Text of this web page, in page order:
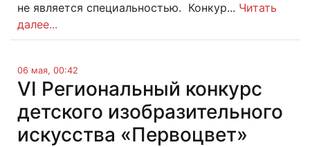
не является специальностью. Конкур... Читать
далее...
06 мая, 00:42
VI Региональный конкурс
детского изобразительного
искусства «Первоцвет»